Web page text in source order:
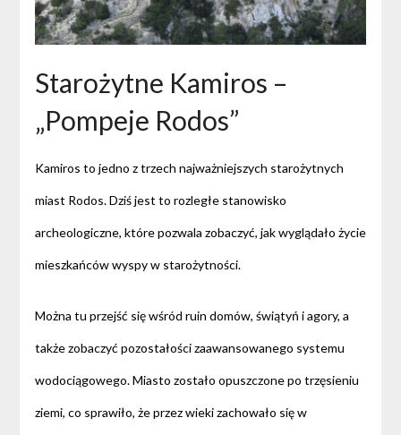
Starożytne Kamiros –
„Pompeje Rodos”
Kamiros to jedno z trzech najważniejszych starożytnych
miast Rodos. Dziś jest to rozległe stanowisko
archeologiczne, które pozwala zobaczyć, jak wyglądało życie
mieszkańców wyspy w starożytności.
Można tu przejść się wśród ruin domów, świątyń i agory, a
także zobaczyć pozostałości zaawansowanego systemu
wodociągowego. Miasto zostało opuszczone po trzęsieniu
ziemi, co sprawiło, że przez wieki zachowało się w